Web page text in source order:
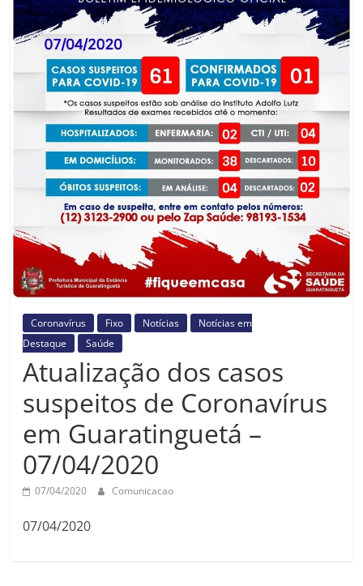
Prefeitura
Estância
Turística
Guaratinguetá
Coronavírus Fixo Notícias
Notícias em
Destaque
Saúde
Atualização dos casos
suspeitos de Coronavírus
em Guaratinguetá –
07/04/2020
07/04/2020 Comunicacao
07/04/2020